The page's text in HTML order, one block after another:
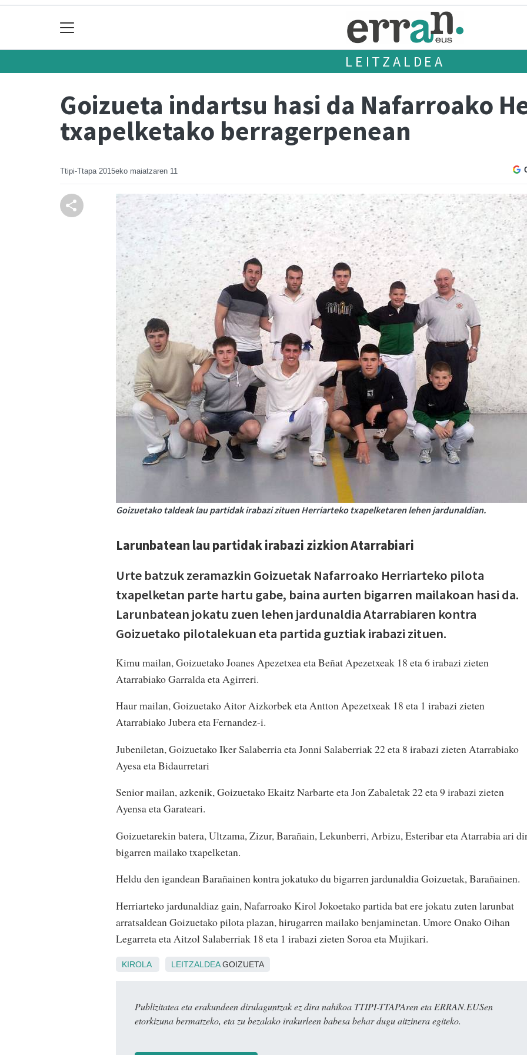
LEITZALDEA
Goizueta indartsu hasi da Nafarroako
txapelketako berragerpenean
Ttipi-Ttapa 2015eko maiatzaren 11
Goizuetako taldeak lau partidak irabazi zituen Herriarteko txapelketaren lehen jardunaldian.
Larunbatean lau partidak irabazi zizkion Atarrabiari
Urte batzuk zeramazkin Goizuetak Nafarroako Herriarteko pilota
txapelketan parte hartu gabe, baina aurten bigarren mailakoan hasi da.
Larunbatean jokatu zuen lehen jardunaldia Atarrabiaren kontra
Goizuetako pilotalekuan eta partida guztiak irabazi zituen.
Kimu mailan, Goizuetako Joanes Apezetxea eta Beñat Apezetxeak 18 eta 6 irabazi zieten
Atarrabiako Garralda eta Agirreri.
Haur mailan, Goizuetako Aitor Aizkorbek eta Antton Apezetxeak 18 eta 1 irabazi zieten
Atarrabiako Jubera eta Fernandez-i.
Jubeniletan, Goizuetako Iker Salaberria eta Jonni Salaberriak 22 eta 8 irabazi zieten Atarrabiako
Ayesa eta Bidaurretari
Senior mailan, azkenik, Goizuetako Ekaitz Narbarte eta Jon Zabaletak 22 eta 9 irabazi zieten
Ayensa eta Garateari.
Goizuetarekin batera, Ultzama, Zizur, Barañain, Lekunberri, Arbizu, Esteribar eta Atarrabia ari
bigarren mailako txapelketan.
Heldu den igandean Barañainen kontra jokatuko du bigarren jardunaldia Goizuetak, Barañainen.
Herriarteko jardunaldiaz gain, Nafarroako Kirol Jokoetako partida bat ere jokatu zuten larunbat
arratsaldean Goizuetako pilota plazan, hirugarren mailako benjaminetan. Umore Onako Oihan
Legarreta eta Aitzol Salaberriak 18 eta 1 irabazi zieten Soroa eta Mujikari.
KIROLA LEITZALDEAGOIZUETA
Publizitatea eta erakundeen dirulaguntzak ez dira nahikoa TTIPI-TTAPAren eta ERRAN.EUSen
etorkizuna bermatzeko, eta zu bezalako irakurleen babesa behar dugu aitzinera egiteko.